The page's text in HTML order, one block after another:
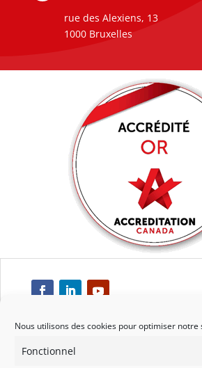
Nous utilisons des cookies pour optimiser
Fonctionnel
rue des Alexiens, 13
1000 Bruxelles
Respect